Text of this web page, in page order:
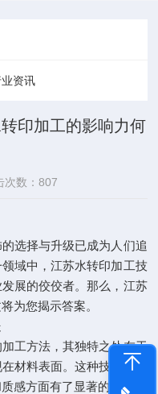
资讯
印加工的影响力何
次数：807
选择与升级已成为人们追
域中，江苏水转印加工技
展的佼佼者。那么，江苏
为您揭示答案。
工方法，其独特之处在于
材料表面。这种技术不仅
感方面有了显著的提升。